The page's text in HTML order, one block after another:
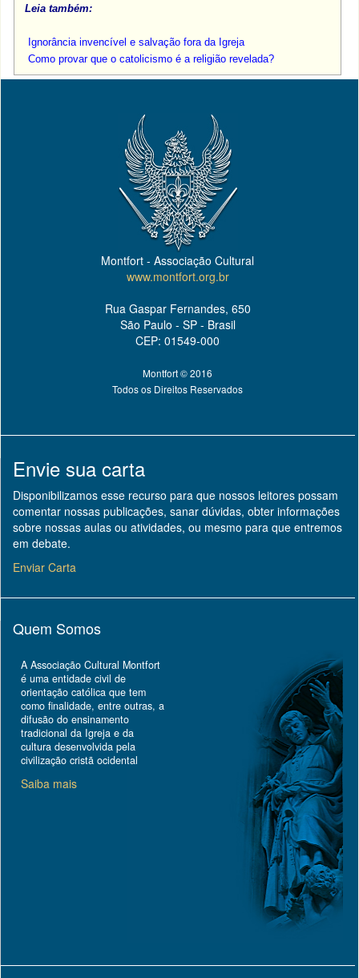
Leia também:
Ignorância invencível e salvação fora da Igreja
Como provar que o catolicismo é a religião revelada?
Montfort - Associação Cultural
www.montfort.org.br
Rua Gaspar Fernandes, 650
São Paulo - SP - Brasil
CEP: 01549-000
Montfort © 2016
Todos os Direitos Reservados
Envie sua carta
Disponibilizamos esse recurso para que nossos leitores possam
comentar nossas publicações, sanar dúvidas, obter informações
sobre nossas aulas ou atividades, ou mesmo para que entremos
em debate.
Enviar Carta
Quem Somos
A Associação Cultural Montfort
é uma entidade civil de
orientação católica que tem
como finalidade, entre outras, a
difusão do ensinamento
tradicional da Igreja e da
cultura desenvolvida pela
civilização cristã ocidental
Saiba mais